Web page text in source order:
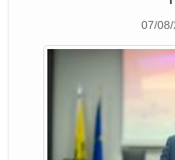
07/